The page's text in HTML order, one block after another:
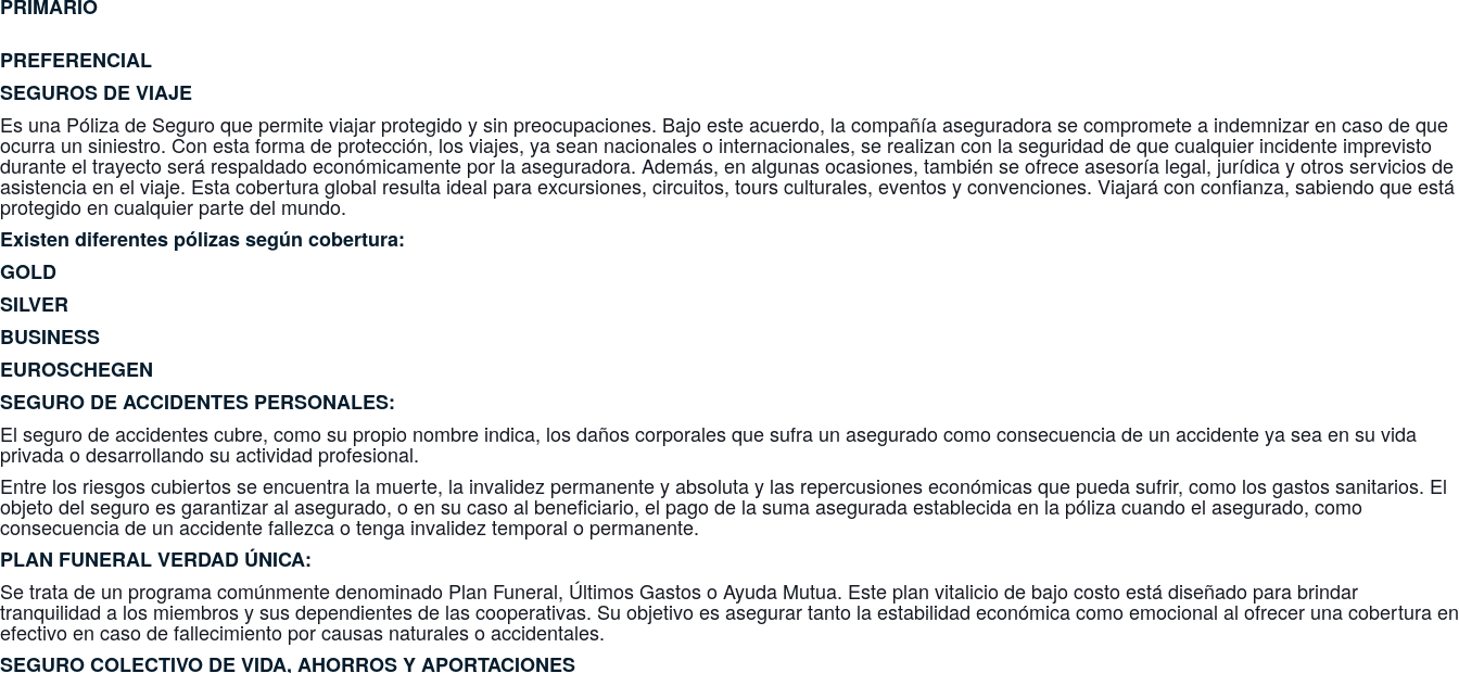
PRIMARIO
PREFERENCIAL
SEGUROS DE VIAJE
Es una Póliza de Seguro que permite viajar protegido y sin preocupaciones. Bajo este acuerdo, la compañía aseguradora se compromete a indemnizar en caso de que
ocurra un siniestro. Con esta forma de protección, los viajes, ya sean nacionales o internacionales, se realizan con la seguridad de que cualquier incidente imprevisto
durante el trayecto será respaldado económicamente por la aseguradora. Además, en algunas ocasiones, también se ofrece asesoría legal, jurídica y otros servicios de
asistencia en el viaje. Esta cobertura global resulta ideal para excursiones, circuitos, tours culturales, eventos y convenciones. Viajará con confianza, sabiendo que está
protegido en cualquier parte del mundo.
Existen diferentes pólizas según cobertura:
GOLD
SILVER
BUSINESS
EUROSCHEGEN
SEGURO DE ACCIDENTES PERSONALES:
El seguro de accidentes cubre, como su propio nombre indica, los daños corporales que sufra un asegurado como consecuencia de un accidente ya sea en su vida
privada o desarrollando su actividad profesional.
Entre los riesgos cubiertos se encuentra la muerte, la invalidez permanente y absoluta y las repercusiones económicas que pueda sufrir, como los gastos sanitarios. El
objeto del seguro es garantizar al asegurado, o en su caso al beneficiario, el pago de la suma asegurada establecida en la póliza cuando el asegurado, como
consecuencia de un accidente fallezca o tenga invalidez temporal o permanente.
PLAN FUNERALVERDAD ÚNICA:
Se trata de un programa comúnmente denominado Plan Funeral, Últimos Gastos o Ayuda Mutua. Este plan vitalicio de bajo costo está diseñado para brindar
tranquilidad a los miembros y sus dependientes de las cooperativas. Su objetivo es asegurar tanto la estabilidad económica como emocional al ofrecer una cobertura en
efectivo en caso de fallecimiento por causas naturales o accidentales.
SEGURO COLECTIVO DEVIDA, AHORROS Y APORTACIONES